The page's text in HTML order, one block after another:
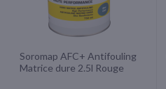
Soromap AFC+ Antifouling
Matrice dure 2.5l Rouge